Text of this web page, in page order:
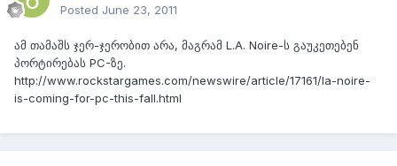
Posted June 23, 2011
ამ თამაშს ჯერ-ჯერობით არა, მაგრამ L.A. Noire-ს გაუკეთებენ
პორტირებას PC-ზე.
http://www.rockstargames.com/newswire/article/17161/la-noire-
is-coming-for-pc-this-fall.html